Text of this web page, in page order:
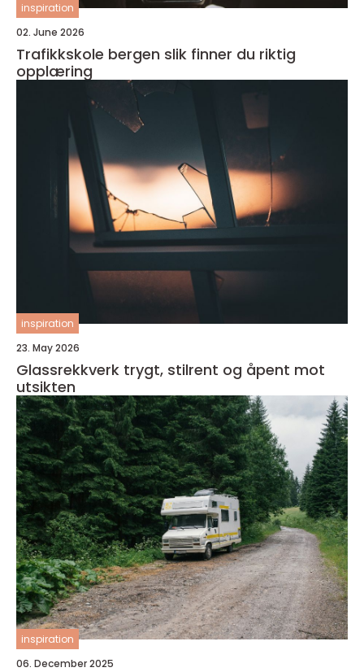
inspiration
02. June 2026
Trafikkskole bergen slik finner du riktig
opplæring
inspiration
23. May 2026
Glassrekkverk trygt, stilrent og åpent mot
utsikten
inspiration
06. December 2025